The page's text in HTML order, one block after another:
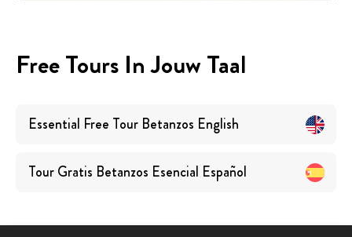
Free Tours In Jouw Taal
Essential Free Tour Betanzos English
Tour Gratis Betanzos Esencial Español